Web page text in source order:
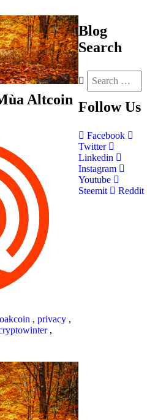
Altcoin
, privacy ,
,
Blog
Search
Follow Us
Facebook
Twitter
Linkedin
Instagram
Youtube
Steemit
Reddit